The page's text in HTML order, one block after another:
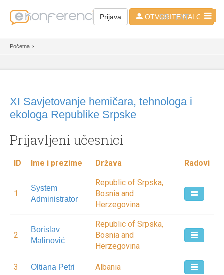
Prijava OTVORITE NALOG
SR - LAT
Početna >
XI Savjetovanje hemičara, tehnologa i
ekologa Republike Srpske
Prijavljeni učesnici
ID Ime i prezime Država Radovi
1
System
Administrator
Republic of Srpska,
Bosnia and
Herzegovina
2
Borislav
Malinović
Republic of Srpska,
Bosnia and
Herzegovina
3 Oltiana Petri Albania